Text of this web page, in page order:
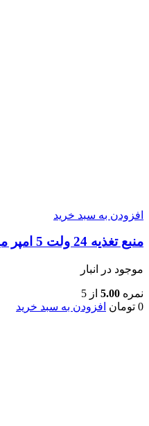
افزودن به سبد خرید
منبع تغذیه 24 ولت 5 امپر مین ول مدل DRH-120-24
موجود در انبار
نمره 5.00 از 5
0 تومان افزودن به سبد خرید